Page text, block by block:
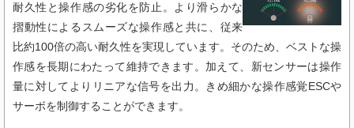
耐久性と操作感の劣化を防止。より滑らかな
摺動性によるスムーズな操作感と共に、従来
比約100倍の高い耐久性を実現しています。そのため、ベストな操
作感を長期にわたって維持できます。加えて、新センサーは操作
量に対してよりリニアな信号を出力。きめ細かな操作感覚ESCや
サーボを制御することができます。